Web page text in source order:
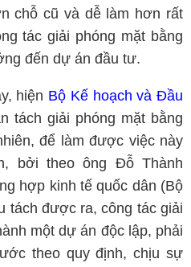
chỗ cũ và dễ làm hơn rất
tác giải phóng mặt bằng
đến dự án đầu tư.
hiện Bộ Kế hoạch và Đầu
tách giải phóng mặt bằng
để làm được việc này
bởi theo ông Đỗ Thành
hợp kinh tế quốc dân (Bộ
tách được ra, công tác giải
một dự án độc lập, phải
theo quy định, chịu sự